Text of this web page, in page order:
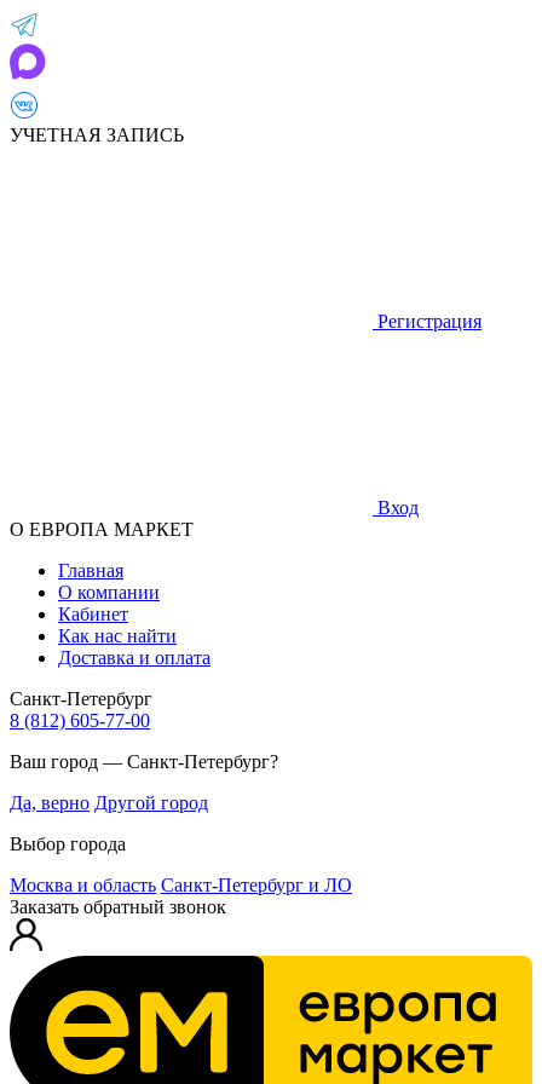
УЧЕТНАЯ ЗАПИСЬ
Регистрация
Вход
О ЕВРОПА МАРКЕТ
Главная
О компании
Кабинет
Как нас найти
Доставка и оплата
Санкт-Петербург
8 (812) 605-77-00
Ваш город — Санкт-Петербург?
Да, верно Другой город
Выбор города
Москва и область Санкт-Петербург и ЛО
Заказать обратный звонок